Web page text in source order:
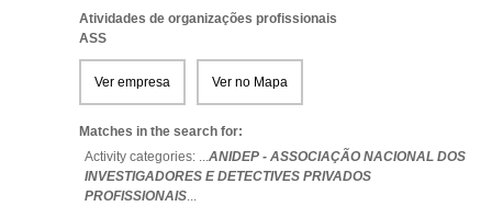
Atividades de organizações profissionais
ASS
Ver empresa Ver no Mapa
Matches in the search for:
Activity categories: ...ANIDEP - ASSOCIAÇÃO NACIONAL DOS
INVESTIGADORES E DETECTIVES PRIVADOS
PROFISSIONAIS...